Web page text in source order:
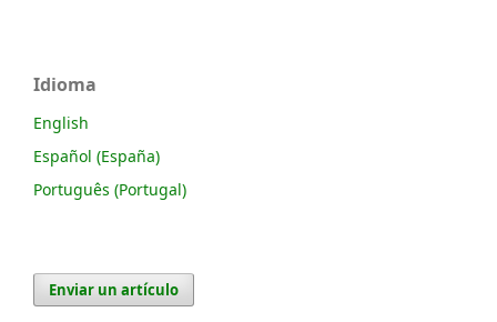
Idioma
English
Español (España)
Português (Portugal)
Enviar un artículo